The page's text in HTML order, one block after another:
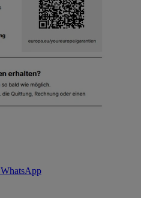
WhatsApp